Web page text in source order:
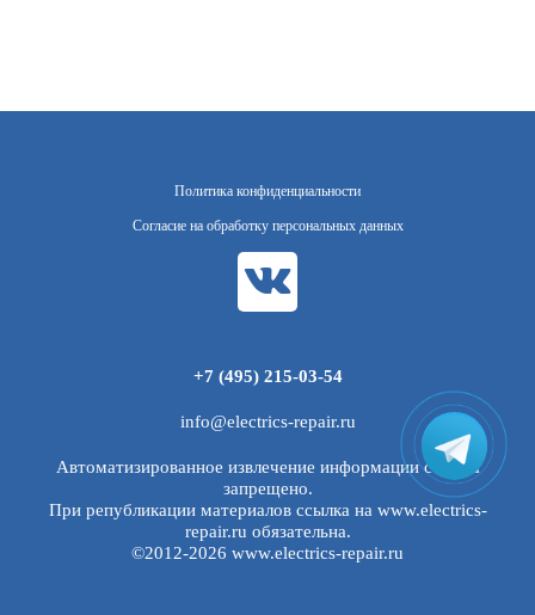
Политика конфиденциальности
Согласие на обработку персональных данных
+7 (495) 215-03-54
info@electrics-repair.ru
Автоматизированное извлечение информации с сайта
запрещено.
При републикации материалов ссылка на www.electrics-
repair.ru обязательна.
©2012-2026 www.electrics-repair.ru